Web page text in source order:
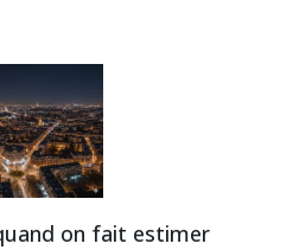
on fait estimer